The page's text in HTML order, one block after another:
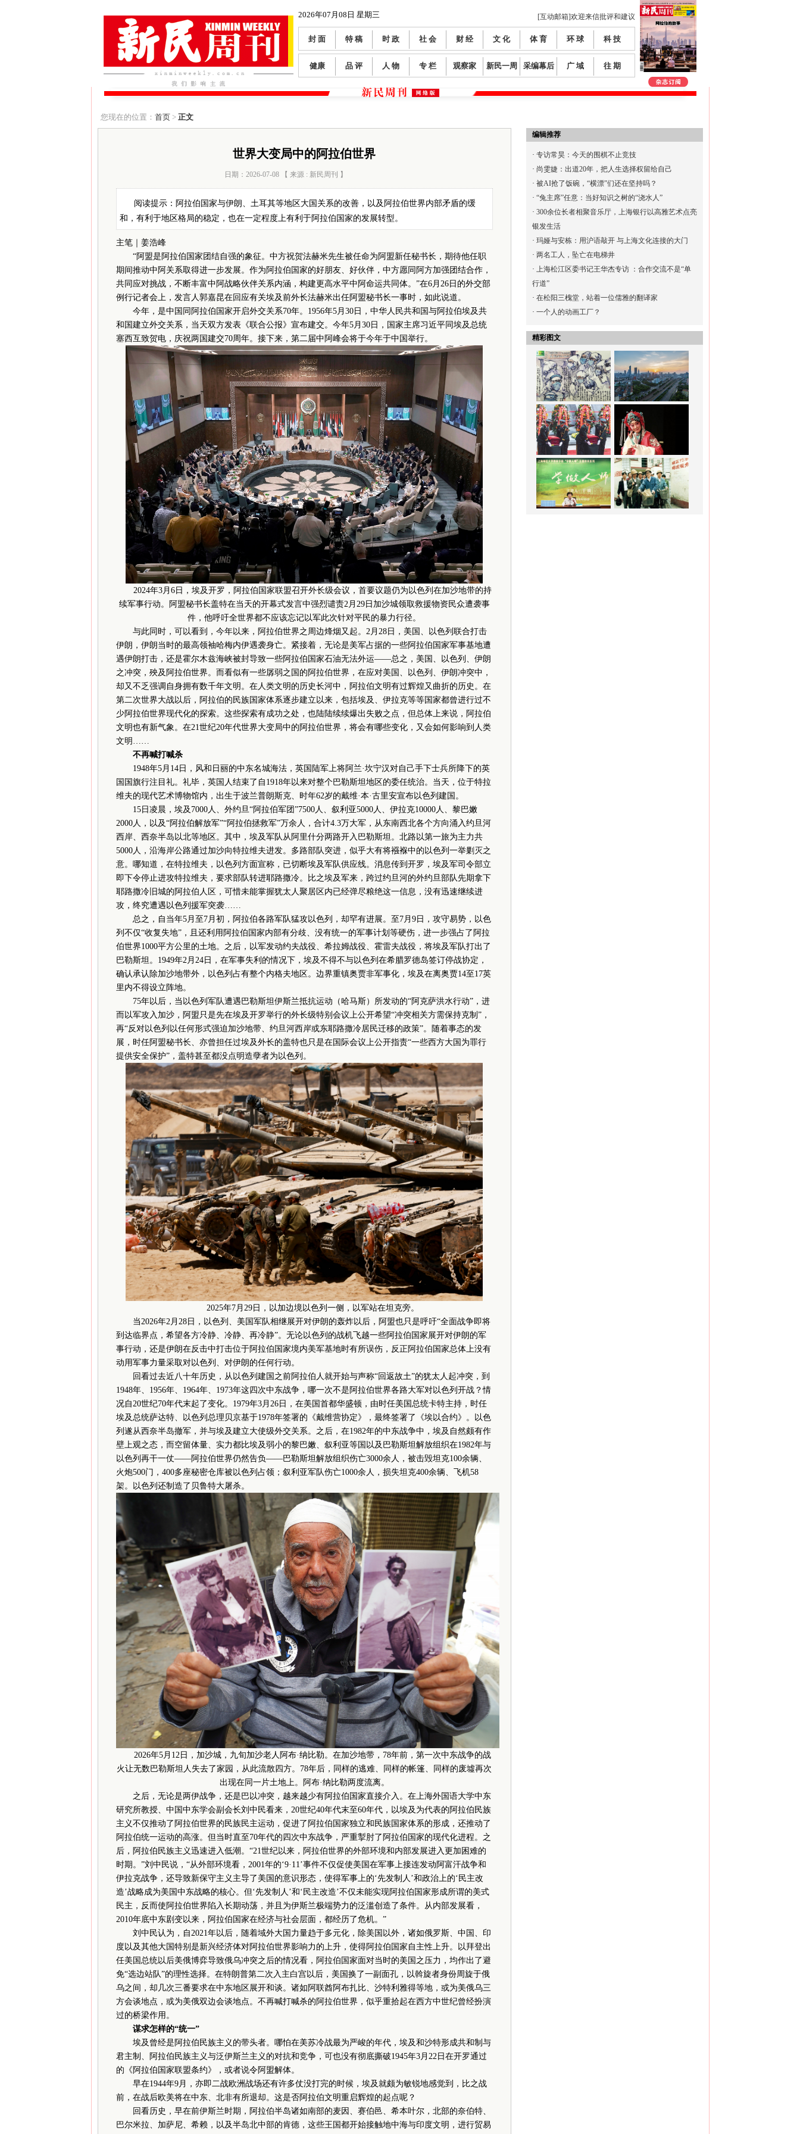
2026年07月08日 星期三 [互动邮箱]欢迎来信批评和建议
封 面 特 稿 时 政 社 会 财 经 文 化 体 育 环 球 科 技
健康 品 评 人 物 专 栏 观察家 新民一周 采编幕后 广 域 往 期
您现在的位置： 首页> 正文
世界大变局中的阿拉伯世界
日期：2026-07-08 【 来源 : 新民周刊 】
阅读提示：阿拉伯国家与伊朗、土耳其等地区大国关系的改善，以及阿拉伯世界内部矛盾的缓
和，有利于地区格局的稳定，也在一定程度上有利于阿拉伯国家的发展转型。
主笔｜姜浩峰
“阿盟是阿拉伯国家团结自强的象征。中方祝贺法赫米先生被任命为阿盟新任秘书长，期待他任职
期间推动中阿关系取得进一步发展。作为阿拉伯国家的好朋友、好伙伴，中方愿同阿方加强团结合作，
共同应对挑战，不断丰富中阿战略伙伴关系内涵，构建更高水平中阿命运共同体。”在6月26日的外交部
例行记者会上，发言人郭嘉昆在回应有关埃及前外长法赫米出任阿盟秘书长一事时，如此说道。
今年，是中国同阿拉伯国家开启外交关系70年。1956年5月30日，中华人民共和国与阿拉伯埃及共
和国建立外交关系，当天双方发表《联合公报》宣布建交。今年5月30日，国家主席习近平同埃及总统
塞西互致贺电，庆祝两国建交70周年。接下来，第二届中阿峰会将于今年于中国举行。
2024年3月6日，埃及开罗，阿拉伯国家联盟召开外长级会议，首要议题仍为以色列在加沙地带的持
续军事行动。阿盟秘书长盖特在当天的开幕式发言中强烈谴责2月29日加沙城领取救援物资民众遭袭事
件，他呼吁全世界都不应该忘记以军此次针对平民的暴力行径。
与此同时，可以看到，今年以来，阿拉伯世界之周边烽烟又起。2月28日，美国、以色列联合打击
伊朗，伊朗当时的最高领袖哈梅内伊遇袭身亡。紧接着，无论是美军占据的一些阿拉伯国家军事基地遭
遇伊朗打击，还是霍尔木兹海峡被封导致一些阿拉伯国家石油无法外运——总之，美国、以色列、伊朗
之冲突，殃及阿拉伯世界。而看似有一些孱弱之国的阿拉伯世界，在应对美国、以色列、伊朗冲突中，
却又不乏强调自身拥有数千年文明。在人类文明的历史长河中，阿拉伯文明有过辉煌又曲折的历史。在
第二次世界大战以后，阿拉伯的民族国家体系逐步建立以来，包括埃及、伊拉克等等国家都曾进行过不
少阿拉伯世界现代化的探索。这些探索有成功之处，也陆陆续续爆出失败之点，但总体上来说，阿拉伯
文明也有新气象。在21世纪20年代世界大变局中的阿拉伯世界，将会有哪些变化，又会如何影响到人类
文明……
不再喊打喊杀
1948年5月14日，风和日丽的中东名城海法，英国陆军上将阿兰·坎宁汉对自己手下士兵所降下的英
国国旗行注目礼。礼毕，英国人结束了自1918年以来对整个巴勒斯坦地区的委任统治。当天，位于特拉
维夫的现代艺术博物馆内，出生于波兰普朗斯克、时年62岁的戴维·本·古里安宣布以色列建国。
15日凌晨，埃及7000人、外约旦“阿拉伯军团”7500人、叙利亚5000人、伊拉克10000人、黎巴嫩
2000人，以及“阿拉伯解放军”“阿拉伯拯救军”万余人，合计4.3万大军，从东南西北各个方向涌入约旦河
西岸、西奈半岛以北等地区。其中，埃及军队从阿里什分两路开入巴勒斯坦。北路以第一旅为主力共
5000人，沿海岸公路通过加沙向特拉维夫进发。多路部队突进，似乎大有将襁褓中的以色列一举剿灭之
意。哪知道，在特拉维夫，以色列方面宣称，已切断埃及军队供应线。消息传到开罗，埃及军司令部立
即下令停止进攻特拉维夫，要求部队转进耶路撒冷。比之埃及军来，跨过约旦河的外约旦部队先期拿下
耶路撒冷旧城的阿拉伯人区，可惜未能掌握犹太人聚居区内已经弹尽粮绝这一信息，没有迅速继续进
攻，终究遭遇以色列援军突袭……
总之，自当年5月至7月初，阿拉伯各路军队猛攻以色列，却罕有进展。至7月9日，攻守易势，以色
列不仅“收复失地”，且还利用阿拉伯国家内部有分歧、没有统一的军事计划等硬伤，进一步强占了阿拉
伯世界1000平方公里的土地。之后，以军发动约夫战役、希拉姆战役、霍雷夫战役，将埃及军队打出了
巴勒斯坦。1949年2月24日，在军事失利的情况下，埃及不得不与以色列在希腊罗德岛签订停战协定，
确认承认除加沙地带外，以色列占有整个内格夫地区。边界重镇奥贾非军事化，埃及在离奥贾14至17英
里内不得设立阵地。
75年以后，当以色列军队遭遇巴勒斯坦伊斯兰抵抗运动（哈马斯）所发动的“阿克萨洪水行动”，进
而以军攻入加沙，阿盟只是先在埃及开罗举行的外长级特别会议上公开希望“冲突相关方需保持克制”，
再“反对以色列以任何形式强迫加沙地带、约旦河西岸或东耶路撒冷居民迁移的政策”。随着事态的发
展，时任阿盟秘书长、亦曾担任过埃及外长的盖特也只是在国际会议上公开指责“一些西方大国为罪行
提供安全保护”，盖特甚至都没点明造孽者为以色列。
2025年7月29日，以加边境以色列一侧，以军站在坦克旁。
当2026年2月28日，以色列、美国军队相继展开对伊朗的轰炸以后，阿盟也只是呼吁“全面战争即将
到达临界点，希望各方冷静、冷静、再冷静”。无论以色列的战机飞越一些阿拉伯国家展开对伊朗的军
事行动，还是伊朗在反击中打击位于阿拉伯国家境内美军基地时有所误伤，反正阿拉伯国家总体上没有
动用军事力量采取对以色列、对伊朗的任何行动。
回看过去近八十年历史，从以色列建国之前阿拉伯人就开始与声称“回返故土”的犹太人起冲突，到
1948年、1956年、1964年、1973年这四次中东战争，哪一次不是阿拉伯世界各路大军对以色列开战？情
况自20世纪70年代末起了变化。1979年3月26日，在美国首都华盛顿，由时任美国总统卡特主持，时任
埃及总统萨达特、以色列总理贝京基于1978年签署的《戴维营协定》，最终签署了《埃以合约》。以色
列遂从西奈半岛撤军，并与埃及建立大使级外交关系。之后，在1982年的中东战争中，埃及自然颇有作
壁上观之态，而空留体量、实力都比埃及弱小的黎巴嫩、叙利亚等国以及巴勒斯坦解放组织在1982年与
以色列再干一仗——阿拉伯世界仍然告负——巴勒斯坦解放组织伤亡3000余人，被击毁坦克100余辆、
火炮500门，400多座秘密仓库被以色列占领；叙利亚军队伤亡1000余人，损失坦克400余辆、飞机58
架。以色列还制造了贝鲁特大屠杀。
2026年5月12日，加沙城，九旬加沙老人阿布·纳比勒。在加沙地带，78年前，第一次中东战争的战
火让无数巴勒斯坦人失去了家园，从此流散四方。78年后，同样的逃难、同样的帐篷、同样的废墟再次
出现在同一片土地上。阿布·纳比勒两度流离。
之后，无论是两伊战争，还是巴以冲突，越来越少有阿拉伯国家直接介入。在上海外国语大学中东
研究所教授、中国中东学会副会长刘中民看来，20世纪40年代末至60年代，以埃及为代表的阿拉伯民族
主义不仅推动了阿拉伯世界的民族民主运动，促进了阿拉伯国家独立和民族国家体系的形成，还推动了
阿拉伯统一运动的高涨。但当时直至70年代的四次中东战争，严重掣肘了阿拉伯国家的现代化进程。之
后，阿拉伯民族主义迅速进入低潮。“21世纪以来，阿拉伯世界的外部环境和内部发展进入更加困难的
时期。”刘中民说，“从外部环境看，2001年的‘9·11’事件不仅促使美国在军事上接连发动阿富汗战争和
伊拉克战争，还导致新保守主义主导了美国的意识形态，使得军事上的‘先发制人’和政治上的‘民主改
造’战略成为美国中东战略的核心。但‘先发制人’和‘民主改造’不仅未能实现阿拉伯国家形成所谓的美式
民主，反而使阿拉伯世界陷入长期动荡，并且为伊斯兰极端势力的泛滥创造了条件。从内部发展看，
2010年底中东剧变以来，阿拉伯国家在经济与社会层面，都经历了危机。”
刘中民认为，自2021年以后，随着域外大国力量趋于多元化，除美国以外，诸如俄罗斯、中国、印
度以及其他大国特别是新兴经济体对阿拉伯世界影响力的上升，使得阿拉伯国家自主性上升。以拜登出
任美国总统以后美俄博弈导致俄乌冲突之后的情况看，阿拉伯国家面对当时的美国之压力，均作出了避
免“选边站队”的理性选择。在特朗普第二次入主白宫以后，美国换了一副面孔，以斡旋者身份周旋于俄
乌之间，却几次三番要求在中东地区展开和谈。诸如阿联酋阿布扎比、沙特利雅得等地，或为美俄乌三
方会谈地点，或为美俄双边会谈地点。不再喊打喊杀的阿拉伯世界，似乎重拾起在西方中世纪曾经扮演
过的桥梁作用。
谋求怎样的“统一”
埃及曾经是阿拉伯民族主义的带头者。哪怕在美苏冷战最为严峻的年代，埃及和沙特形成共和制与
君主制、阿拉伯民族主义与泛伊斯兰主义的对抗和竞争，可也没有彻底撕破1945年3月22日在开罗通过
的《阿拉伯国家联盟条约》，或者说令阿盟解体。
早在1944年9月，亦即二战欧洲战场还有许多仗没打完的时候，埃及就颇为敏锐地感觉到，比之战
前，在战后欧美将在中东、北非有所退却。这是否阿拉伯文明重启辉煌的起点呢？
回看历史，早在前伊斯兰时期，阿拉伯半岛诸如南部的麦因、赛伯邑、希本叶尔，北部的奈伯特、
巴尔米拉、加萨尼、希赖，以及半岛北中部的肯德，这些王国都开始接触地中海与印度文明，进行贸易
编辑推荐
· 专访常昊：今天的围棋不止竞技
· 尚雯婕：出道20年，把人生选择权留给自己
· 被AI抢了饭碗，“横漂”们还在坚持吗？
· “兔主席”任意：当好知识之树的“浇水人”
· 300余位长者相聚音乐厅，上海银行以高雅艺术点亮
银发生活
· 玛娅与安栋：用沪语敲开 与上海文化连接的大门
· 两名工人，坠亡在电梯井
· 上海松江区委书记王华杰专访 ：合作交流不是“单
行道”
· 在松阳三槐堂，站着一位儒雅的翻译家
· 一个人的动画工厂？
精彩图文